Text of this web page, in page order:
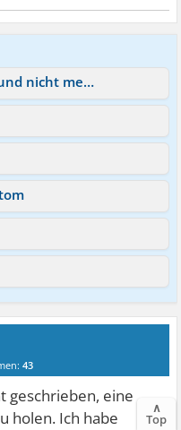
Ich sehe es als hoffnungslos und nicht mehr als heilbar
43
geschrieben, eine
holen. Ich habe
∧
Top